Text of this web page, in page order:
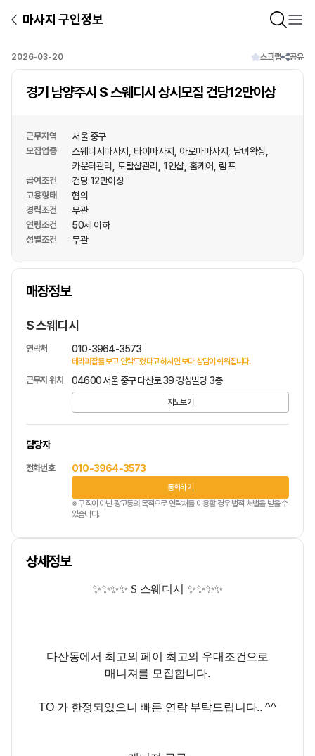
마사지 구인정보
2026-03-20 스크랩 공유
경기 남양주시 S 스웨디시 상시모집 건당12만이상
근무지역 서울 중구
모집업종 스웨디시마사지 타이마사지 아로마마사지
남녀왁싱
카운터관리
토탈샵관리 1인샵 홈케어 림프
급여조건 건당 12만이상
고용형태 협의
경력조건 무관
연령조건 50세 이하
성별조건 무관
매장정보
상호명
S 스웨디시
연락처 010-3964-3573
테라피잡를 보고 연락드렸다고 하시면 보다 상담이 쉬워집니다.
근무지 위치 04600 서울 중구 다산로 39 경성빌딩 3층
지도보기
담당자
전화번호 010-3964-3573
통화하기
※ 구직이 아닌 광고등의 목적으로 연락처를 이용할 경우 법적 처벌을 받을 수
있습니다.
상세정보
✨✨✨✨ S 스웨디시 ✨✨✨✨
다산동에서 최고의 페이 최고의 우대조건으로
매니져를 모집합니다.
TO 가 한정되있으니 빠른 연락 부탁드립니다.. ^^